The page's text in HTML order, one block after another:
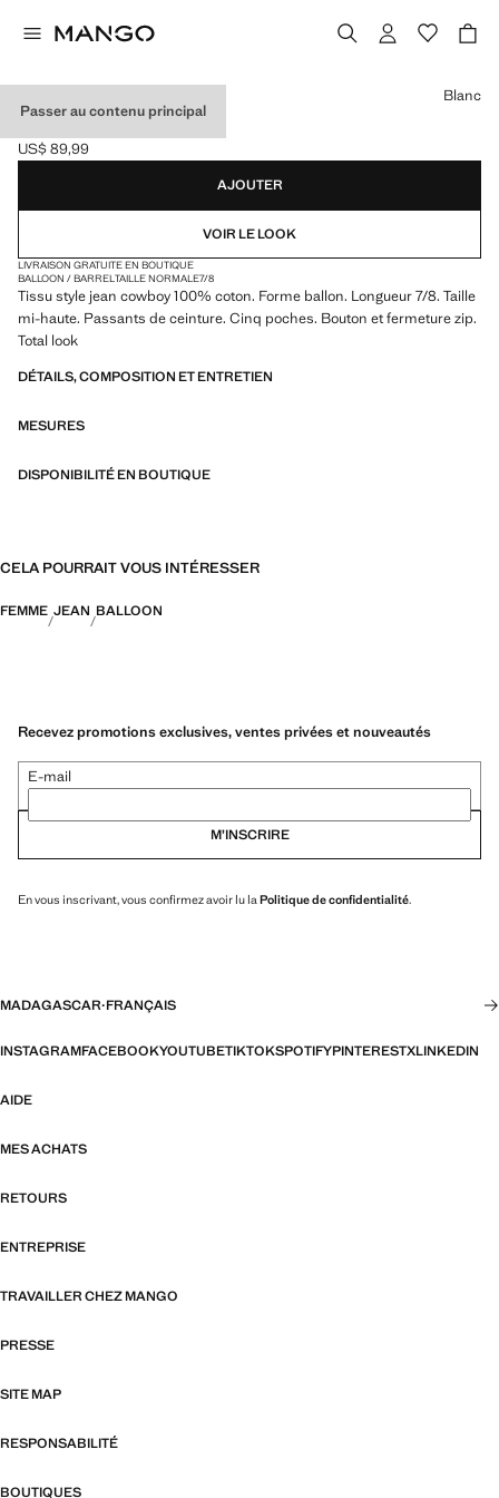
Passer au contenu principal
JEAN BALLOON CROP
Prix actuel [US$ 89,99 ]
US$ 89,99
Choisissez une couleur
Blanc
AJOUTER
VOIR LE LOOK
LIVRAISON GRATUITE EN BOUTIQUE
BALLOON / BARRELTAILLE NORMALE7/8
Tissu style jean cowboy 100% coton. Forme ballon. Longueur 7/8. Taille
mi-haute. Passants de ceinture. Cinq poches. Bouton et fermeture zip.
Total look
DÉTAILS, COMPOSITION ET ENTRETIEN
MESURES
DISPONIBILITÉ EN BOUTIQUE
CELA POURRAIT VOUS INTÉRESSER
FEMME JEAN BALLOON
Recevez promotions exclusives, ventes privées et nouveautés
E-mail
M’INSCRIRE
En vous inscrivant, vous confirmez avoir lu la Politique de confidentialité.
MADAGASCAR·FRANÇAIS
INSTAGRAMFACEBOOKYOUTUBETIKTOKSPOTIFYPINTERESTXLINKEDIN
AIDE
MES ACHATS
RETOURS
ENTREPRISE
TRAVAILLER CHEZ MANGO
PRESSE
SITE MAP
RESPONSABILITÉ
BOUTIQUES